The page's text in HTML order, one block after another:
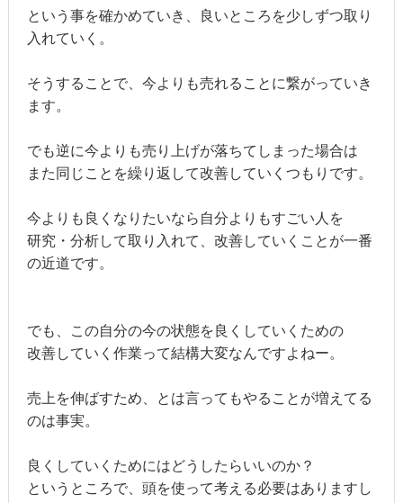
という事を確かめていき、良いところを少しずつ取り
入れていく。
そうすることで、今よりも売れることに繋がっていき
ます。
でも逆に今よりも売り上げが落ちてしまった場合は
また同じことを繰り返して改善していくつもりです。
今よりも良くなりたいなら自分よりもすごい人を
研究・分析して取り入れて、改善していくことが一番
の近道です。
でも、この自分の今の状態を良くしていくための
改善していく作業って結構大変なんですよねー。
売上を伸ばすため、とは言ってもやることが増えてる
のは事実。
良くしていくためにはどうしたらいいのか？
というところで、頭を使って考える必要はありますし